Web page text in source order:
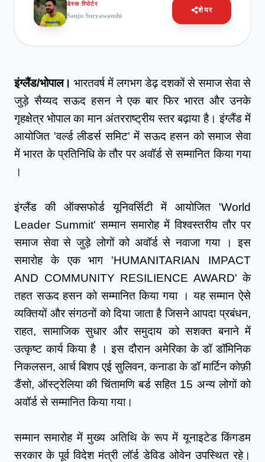
डेस्क रिपोर्टर
Sanju Suryawanshi
शेयर
इंग्लैंड/भोपाल। भारतवर्ष में लगभग डेढ़ दशकों से समाज सेवा से
जुड़े सैय्यद सऊद हसन ने एक बार फिर भारत और उनके
गृहक्षेत्र भोपाल का मान अंतरराष्ट्रीय स्तर बढ़ाया है। इंग्लैंड में
आयोजित 'वर्ल्ड लीडर्स समिट' में सऊद हसन को समाज सेवा
में भारत के प्रतिनिधि के तौर पर अवॉर्ड से सम्मानित किया गया
।
इंग्लैंड की ऑक्सफोर्ड यूनिवर्सिटी में आयोजित 'World
Leader Summit' सम्मान समारोह में विश्वस्तरीय तौर पर
समाज सेवा से जुड़े लोगों को अवॉर्ड से नवाजा गया । इस
समारोह के एक भाग 'HUMANITARIAN IMPACT
AND COMMUNITY RESILIENCE AWARD' के
तहत सऊद हसन को सम्मानित किया गया । यह सम्मान ऐसे
व्यक्तियों और संगठनों को दिया जाता है जिसने आपदा प्रबंधन,
राहत, सामाजिक सुधार और समुदाय को सशक्त बनाने में
उत्कृष्ट कार्य किया है । इस दौरान अमेरिका के डॉ डॉमिनिक
निकलसन, आर्च बिशप एई सुलिवन, कनाडा के डॉ मार्टिन कोफ़ी
डैंसो, ऑस्ट्रेलिया की चिंतामणि बर्ड सहित 15 अन्य लोगों को
अवॉर्ड से सम्मानित किया गया।
सम्मान समारोह में मुख्य अतिथि के रूप में यूनाइटेड किंगडम
सरकार के पूर्व विदेश मंत्री लॉर्ड डेविड ओवेन उपस्थित रहे।